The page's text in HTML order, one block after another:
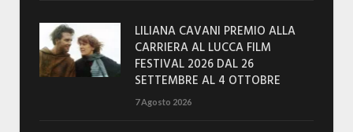
LILIANA CAVANI PREMIO ALLA
CARRIERA AL LUCCA FILM
FESTIVAL 2026 DAL 26
SETTEMBRE AL 4 OTTOBRE
7 Agosto 2026